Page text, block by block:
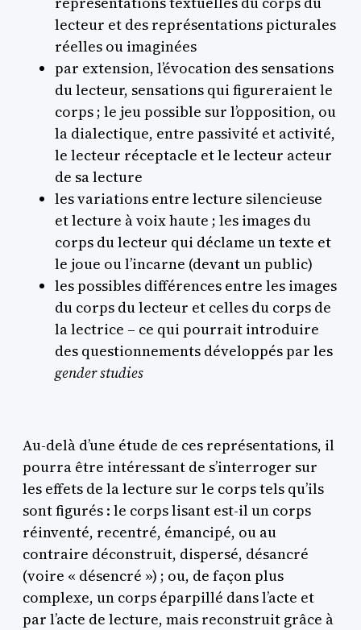
lecteur et des représentations picturales
réelles ou imaginées
par extension, l’évocation des sensations
du lecteur, sensations qui figureraient le
corps ; le jeu possible sur l’opposition, ou
la dialectique, entre passivité et activité,
le lecteur réceptacle et le lecteur acteur
de sa lecture
les variations entre lecture silencieuse
et lecture à voix haute ; les images du
corps du lecteur qui déclame un texte et
le joue ou l’incarne (devant un public)
les possibles différences entre les images
du corps du lecteur et celles du corps de
la lectrice – ce qui pourrait introduire
des questionnements développés par les
gender studies
Au-delà d’une étude de ces représentations, il
pourra être intéressant de s’interroger sur
les effets de la lecture sur le corps tels qu’ils
sont figurés : le corps lisant est-il un corps
réinventé, recentré, émancipé, ou au
contraire déconstruit, dispersé, désancré
(voire « désencré ») ; ou, de façon plus
complexe, un corps éparpillé dans l’acte et
par l’acte de lecture, mais reconstruit grâce à